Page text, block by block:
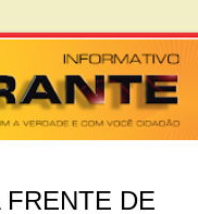
FRENTE DE